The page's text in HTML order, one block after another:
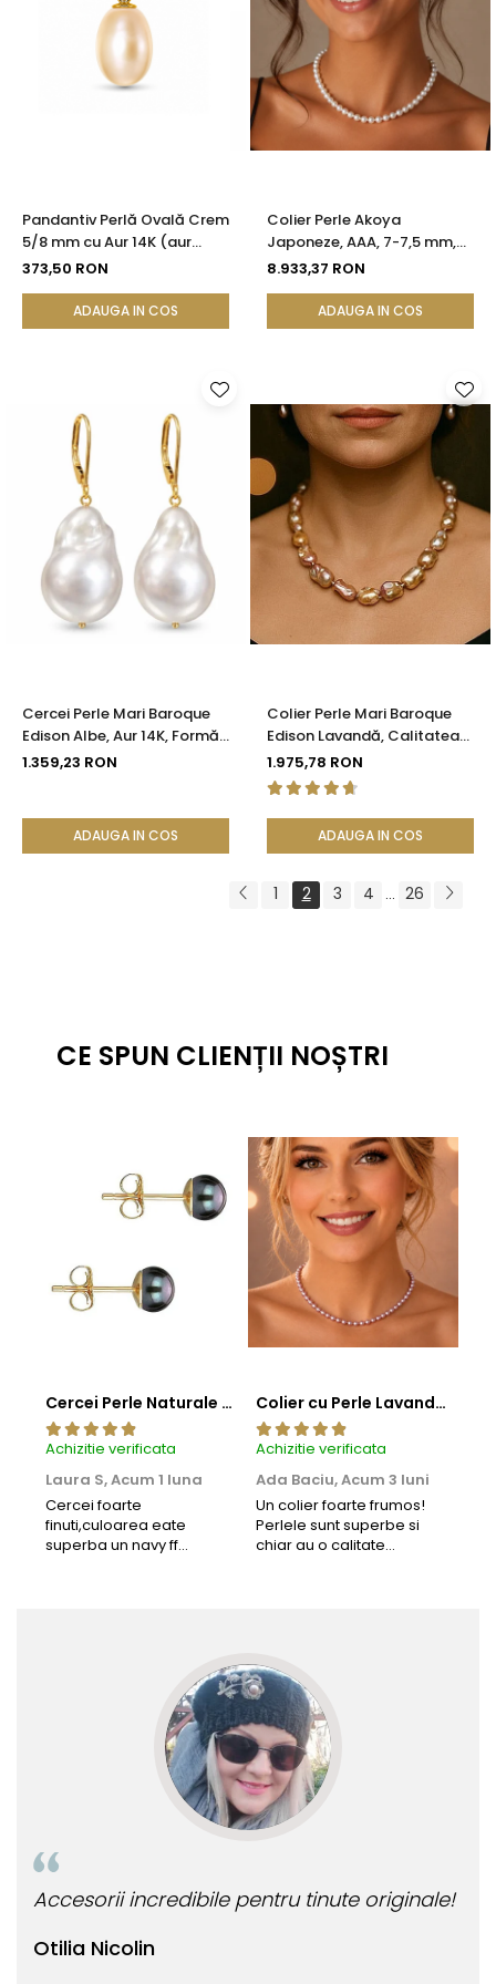
Pandantiv Perlă Ovală Crem
5/8 mm cu Aur 14K (aur
585)| KASKADDA®
373,50 RON
ADAUGA IN COS
Colier Perle Akoya
Japoneze, AAA, 7-7,5 mm,
Aur Galben 14K | KASKADDA®
8.933,37 RON
ADAUGA IN COS
Cercei Perle Mari Baroque
Edison Albe, Aur 14K, Formă
Organică | KASKADDA®
1.359,23 RON
ADAUGA IN COS
Colier Perle Mari Baroque
Edison Lavandă, Calitatea
AAA, Aur 14K | KASKADDA®
1.975,78 RON
ADAUGA IN COS
1 2 3 4 ... 26
CE SPUN CLIENȚII NOȘTRI
Cercei Perle Naturale Negre 5-6 mm, Buton AAA, Aur 14K (aur 585), Tip Șurub | KASKADDA®
Achizitie verificata
Laura S,Acum 1 luna
Cercei foarte
finuti,culoarea eate
superba un navy ff
Colier cu Perle Lavanda la Baza Gatului, de 4-5 mm, Perle Rare, Calitate AAA+, Aur 14K | KASKADDA®
Achizitie verificata
Ada Baciu,Acum 3 luni
Un colier foarte frumos!
Perlele sunt superbe si
chiar au o calitate
Bianca Manea-Mocan
Bijuteria perfecta pentru ziua perfecta!